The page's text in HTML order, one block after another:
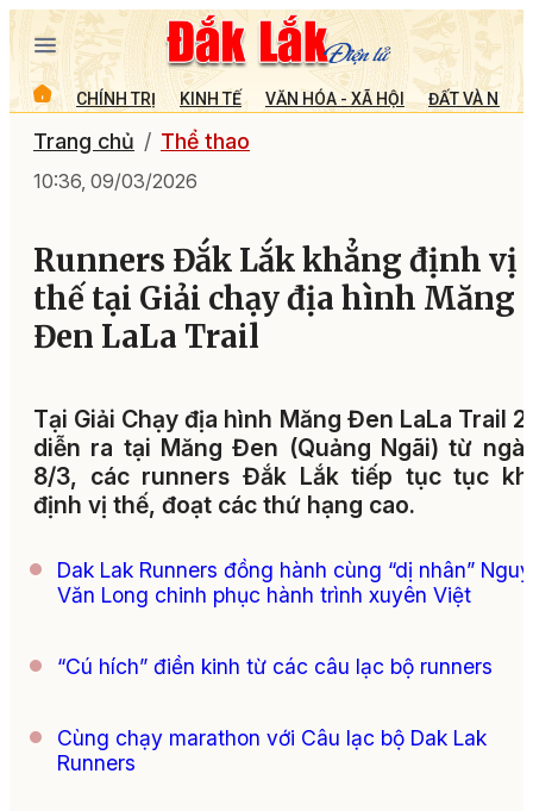
CHÍNH TRỊ KINH TẾ VĂN HÓA - XÃ HỘI ĐẤT VÀ
Trang chủ Thể thao
10:36, 09/03/2026
Runners Đắk Lắk khẳng định vị
thế tại Giải chạy địa hình Măng
Đen LaLa Trail
Tại Giải Chạy địa hình Măng Đen LaLa Trail
diễn ra tại Măng Đen (Quảng Ngãi) từ
8/3, các runners Đắk Lắk tiếp tục tục
định vị thế, đoạt các thứ hạng cao.
Dak Lak Runners đồng hành cùng “dị nhân”
Văn Long chinh phục hành trình xuyên Việt
“Cú hích” điền kinh từ các câu lạc bộ runners
Cùng chạy marathon với Câu lạc bộ Dak Lak
Runners